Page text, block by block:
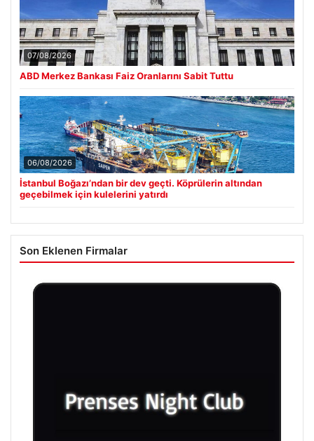
07/08/2026
ABD Merkez Bankası Faiz Oranlarını Sabit Tuttu
06/08/2026
İstanbul Boğazı’ndan bir dev geçti. Köprülerin altından
geçebilmek için kulelerini yatırdı
Son Eklenen Firmalar